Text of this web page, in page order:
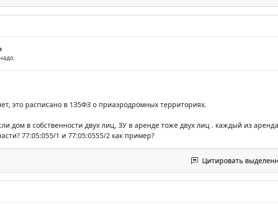
это расписано в 135ФЗ о приаэродромных территориях.
дом в собственности двух лиц, ЗУ в аренде тоже двух лиц . каждый из
77:05:055/1 и 77:05:0555/2 как пример?
Цитировать